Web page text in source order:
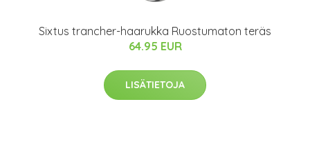
Sixtus trancher-haarukka Ruostumaton teräs
64.95 EUR
LISÄTIETOJA